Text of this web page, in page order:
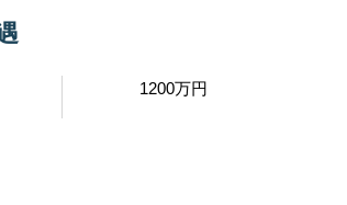
1200万円